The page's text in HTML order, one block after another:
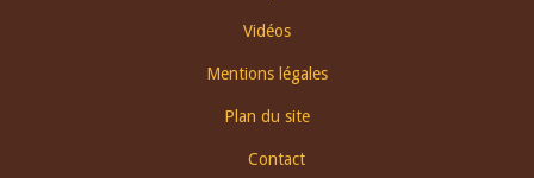
Vidéos
Mentions légales
Plan du site
Contact